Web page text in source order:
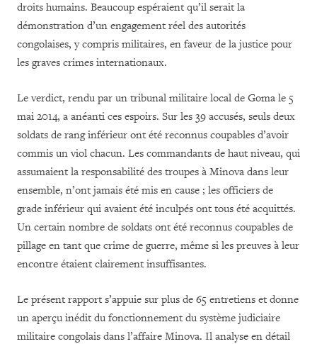
droits humains. Beaucoup espéraient qu’il serait la
démonstration d’un engagement réel des autorités
congolaises, y compris militaires, en faveur de la justice pour
les graves crimes internationaux.
Le verdict, rendu par un tribunal militaire local de Goma le 5
mai 2014, a anéanti ces espoirs. Sur les 39 accusés, seuls deux
soldats de rang inférieur ont été reconnus coupables d’avoir
commis un viol chacun. Les commandants de haut niveau, qui
assumaient la responsabilité des troupes à Minova dans leur
ensemble, n’ont jamais été mis en cause ; les officiers de
grade inférieur qui avaient été inculpés ont tous été acquittés.
Un certain nombre de soldats ont été reconnus coupables de
pillage en tant que crime de guerre, même si les preuves à leur
encontre étaient clairement insuffisantes.
Le présent rapport s’appuie sur plus de 65 entretiens et donne
un aperçu inédit du fonctionnement du système judiciaire
militaire congolais dans l’affaire Minova. Il analyse en détail